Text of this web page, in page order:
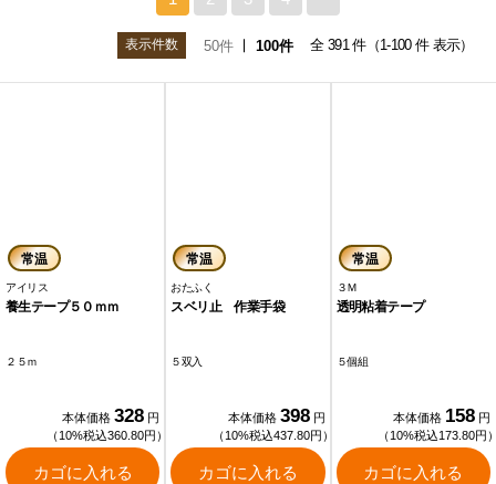
表示件数 50件 100件 全 391 件（1-100 件 表示）
常温
アイリス
養生テープ５０ｍｍ
２５ｍ
本体価格 328 円
（10%税込360.80円）
カゴに入れる
常温
おたふく
スベリ止 作業手袋
５双入
本体価格 398 円
（10%税込437.80円）
カゴに入れる
常温
３Ｍ
透明粘着テープ
５個組
本体価格 158 円
（10%税込173.80円
カゴに入れる